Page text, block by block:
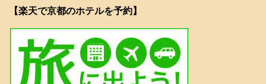
【楽天で京都のホテルを予約】